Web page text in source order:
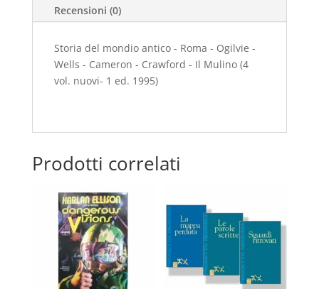
Wells
Cameron
Crawford
vol.
nuovi-
quantità
Recensioni (0)
Storia del mondio antico - Roma - Ogilvie -
Wells - Cameron - Crawford - Il Mulino (4
vol. nuovi- 1 ed. 1995)
Prodotti correlati